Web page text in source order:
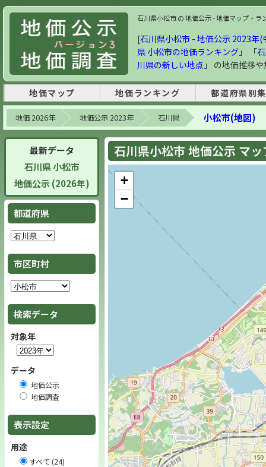
石川県小松市 の 地価公示 - 地価マップ・ラ
[石川県小松市 - 地価公示 2023年(
県 小松市の地価ランキング 」 「
川県の新しい地点 」 の地価推移
地価マップ 地価ランキング 都道府県別
地価 2026年 地価公示 2023年 石川県 小松市(地図)
最新データ
石川県 小松市
地価公示 (2026年)
都道府県
市区町村
検索データ
対象年
データ
地価公示
地価調査
表示設定
用途
すべて (24)
石川県小松市 地価公示 マ
+
−